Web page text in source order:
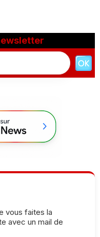
vous faites la
avec un mail de